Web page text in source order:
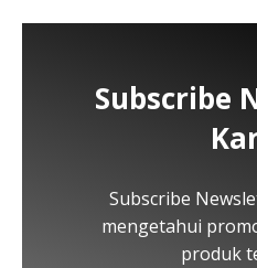
Subscribe
Subscribe
mengetahui
produk